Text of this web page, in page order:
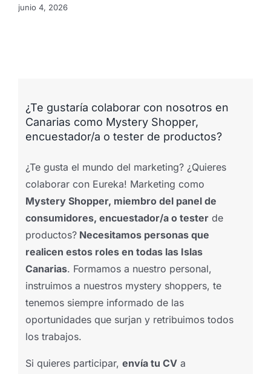
junio 4, 2026
¿Te gustaría colaborar con nosotros en
Canarias como Mystery Shopper,
encuestador/a o tester de productos?
¿Te gusta el mundo del marketing? ¿Quieres
colaborar con Eureka! Marketing como
Mystery Shopper, miembro del panel de
consumidores, encuestador/a o tester de
productos? Necesitamos personas que
realicen estos roles en todas las Islas
Canarias. Formamos a nuestro personal,
instruimos a nuestros mystery shoppers, te
tenemos siempre informado de las
oportunidades que surjan y retribuimos todos
los trabajos.
Si quieres participar, envía tu CV a